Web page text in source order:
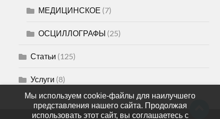
МЕДИЦИНСКОЕ (7)
ОСЦИЛЛОГРАФЫ (25)
Статьи (125)
Услуги (8)
Мы используем cookie-файлы для наилучшего
представления нашего сайта. Продолжая
использовать этот сайт, вы соглашаетесь с